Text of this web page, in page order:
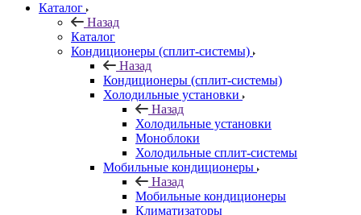
Каталог
Назад
Каталог
Кондиционеры (сплит-системы)
Назад
Кондиционеры (сплит-системы)
Холодильные установки
Назад
Холодильные установки
Моноблоки
Холодильные сплит-системы
Мобильные кондиционеры
Назад
Мобильные кондиционеры
Климатизаторы